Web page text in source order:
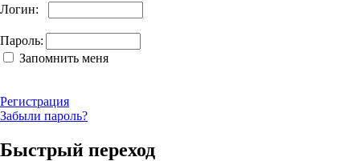
Логин:
Пароль:
Запомнить меня
Регистрация
Забыли пароль?
Быстрый переход